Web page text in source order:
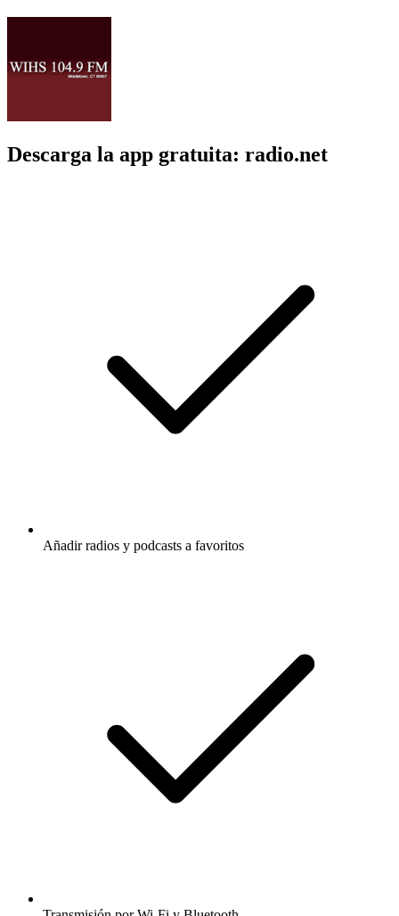
Descarga la app gratuita: radio.net
Añadir radios y podcasts a favoritos